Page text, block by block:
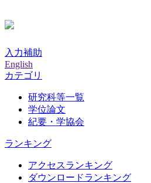
入力補助
English
カテゴリ
研究科等一覧
学位論文
紀要・学協会
ランキング
アクセスランキング
ダウンロードランキング